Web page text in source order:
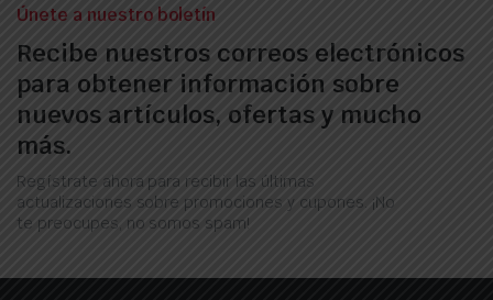
Únete a nuestro boletín
Recibe nuestros correos electrónicos
para obtener información sobre
nuevos artículos, ofertas y mucho
más.
Regístrate ahora para recibir las últimas
actualizaciones sobre promociones y cupones. ¡No
te preocupes, no somos spam!